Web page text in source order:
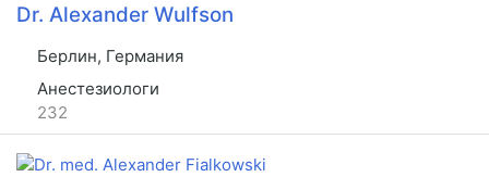
Dr. Alexander Wulfson
Берлин, Германия
Анестезиологи
232